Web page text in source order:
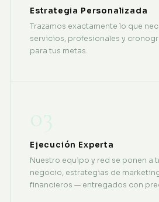
Estrategia Personalizada
Trazamos exactamente lo que
servicios, profesionales y
para tus metas.
03
Ejecución Experta
Nuestro equipo y red se ponen a
negocio, estrategias de
financieros — entregados con